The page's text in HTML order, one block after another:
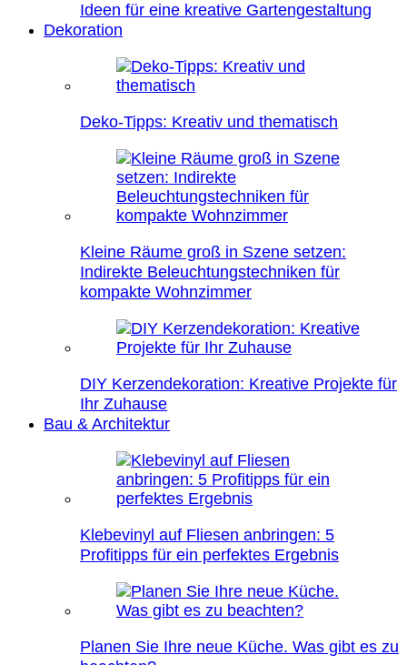
Ideen für eine kreative Gartengestaltung
Dekoration
Deko-Tipps: Kreativ und thematisch
Kleine Räume groß in Szene setzen:
Indirekte Beleuchtungstechniken für
kompakte Wohnzimmer
DIY Kerzendekoration: Kreative Projekte für
Ihr Zuhause
Bau & Architektur
Klebevinyl auf Fliesen anbringen: 5
Profitipps für ein perfektes Ergebnis
Planen Sie Ihre neue Küche. Was gibt es zu